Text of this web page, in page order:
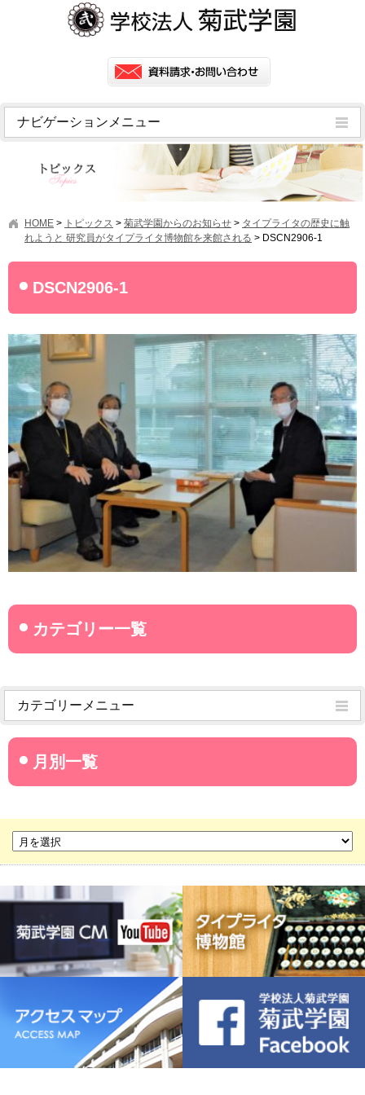
ナビゲーションメニュー
アクセス
情報公開
学園ニュース
オープンキャンパス・行事
HOME > トピックス > 菊武学園からのお知らせ > タイプライタの歴史に触
れようと 研究員がタイプライタ博物館を来館される > DSCN2906-1
DSCN2906-1
カテゴリーメニュー
菊武学園からのお知らせ
名古屋産業大学
菊華高等学校
菊武ビジネス専門学校
名古屋ウェディング＆フラワー・ビューティ学院
菊武幼稚園
稲葉保育園